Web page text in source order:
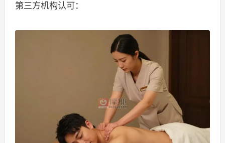
第三方机构认可：